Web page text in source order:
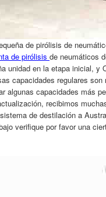
de pirólisis de
de pirólisis de neumáticos
unidad en la etapa inicial, y
capacidades regulares
algunas capacidades más
recibimos
de destilación a
verifique por favor una